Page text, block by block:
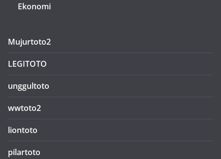
Ekonomi
Mujurtoto2
LEGITOTO
unggultoto
wwtoto2
liontoto
pilartoto